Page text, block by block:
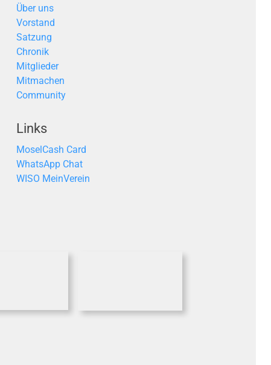
Über uns
Vorstand
Satzung
Chronik
Mitglieder
Mitmachen
Community
Links
MoselCash Card
WhatsApp Chat
WISO MeinVerein